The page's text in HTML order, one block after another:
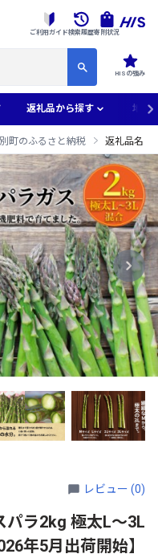
HISの強み
ご利用ガイド検索履歴寄附状況
返礼品から探す 地域
町のふるさと納税 返礼品名
レビュー (0)
パラ2kg 極太L～3L
年5月出荷開始】